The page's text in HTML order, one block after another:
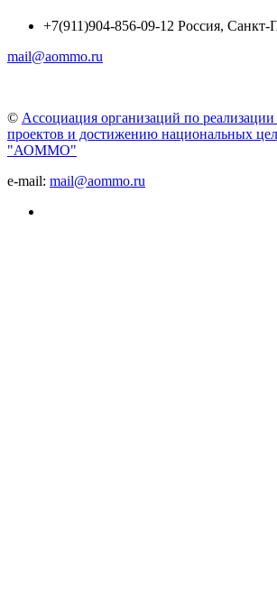
+7(911)904-856-09-12 Россия, Санкт-
mail@aommo.ru
© Ассоциация организаций по
проектов и достижению национальных
"АОММО"
e-mail: mail@aommo.ru